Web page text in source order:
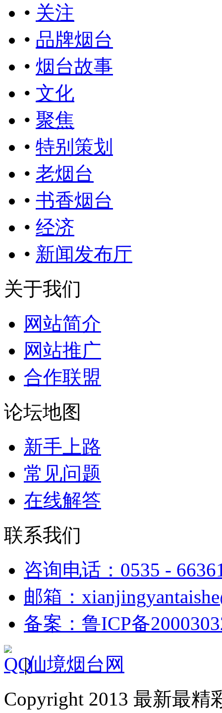
• 关注
• 品牌烟台
• 烟台故事
• 文化
• 聚焦
• 特别策划
• 老烟台
• 书香烟台
• 经济
• 新闻发布厅
关于我们
网站简介
网站推广
合作联盟
论坛地图
新手上路
常见问题
在线解答
联系我们
咨询电话：0535 -
邮箱：
备案：鲁ICP备
|仙境烟台网
Copyright 2013 最新最